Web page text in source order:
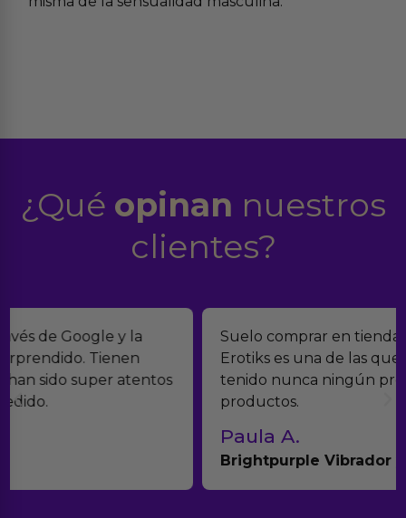
¿Qué opinan nuestros
clientes?
Suelo comprar en tiendas eróticas online, y
Erotiks es una de las que más me gustan. No he
tenido nunca ningún problema con los
productos.
Brightpurple Vibrador y Rotador